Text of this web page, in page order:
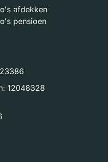
afdekken
pensioen
12048328